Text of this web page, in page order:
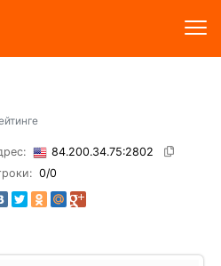
84.200.34.75:2802
0/0